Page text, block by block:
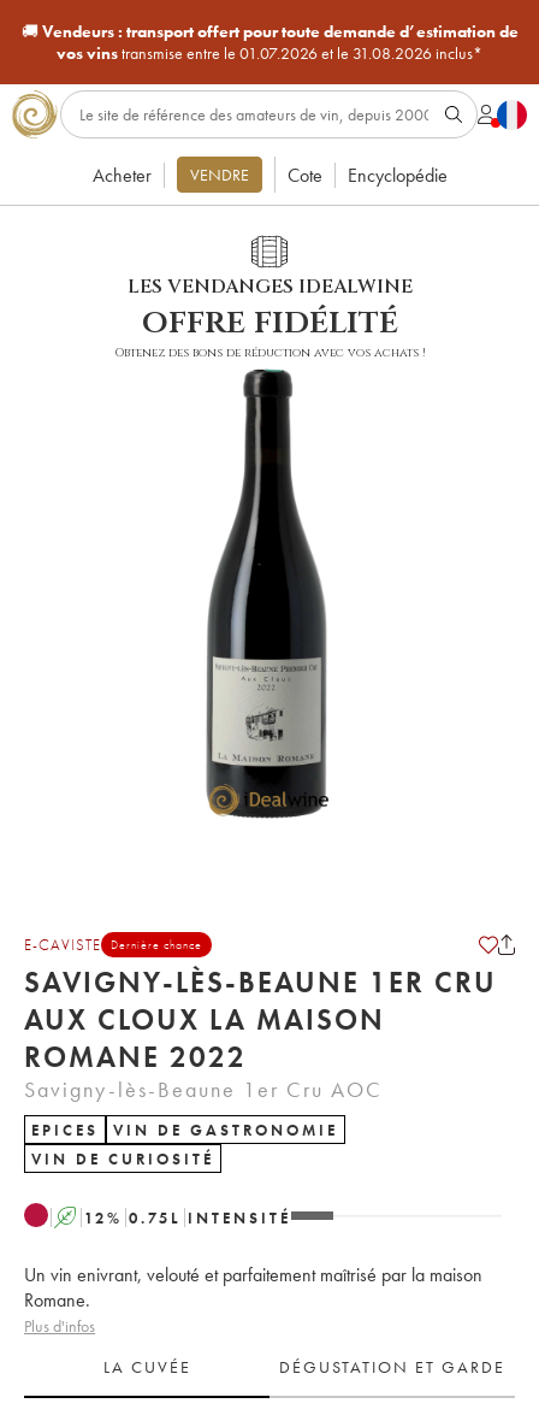
🚚Vendeurs : transport offert pour toute demande d’estimation de
vos vinstransmise entre le 01.07.2026 et le 31.08.2026 inclus*
Acheter VENDRE Cote Encyclopédie
LES VENDANGES IDEALWINE
offre fidélité
Obtenez des bons de réduction avec vos achats !
E-CAVISTE Dernière chance
SAVIGNY-LÈS-BEAUNE 1ER CRU
AUX CLOUX LA MAISON
ROMANE 2022
Savigny-lès-Beaune 1er Cru AOC
EPICES
VIN DE GASTRONOMIE
VIN DE CURIOSITÉ
A 12% 0.75 L INTENSITÉ
Un vin enivrant, velouté et parfaitement maîtrisé par la maison
Romane.
Plus d'infos
LA CUVÉE
DÉGUSTATION ET GARDE